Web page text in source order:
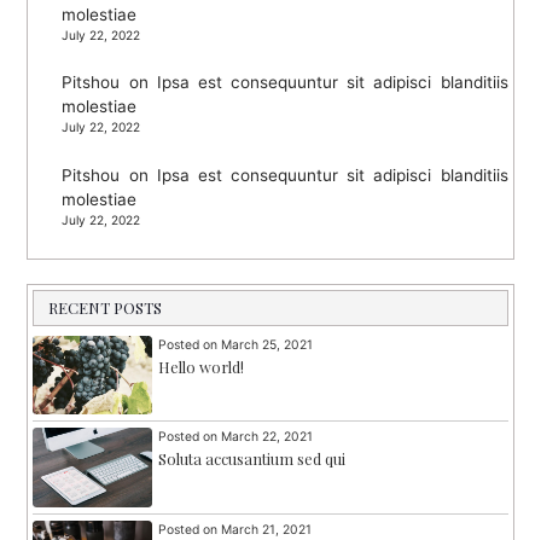
molestiae
July 22, 2022
Pitshou on Ipsa est consequuntur sit adipisci blanditiis
molestiae
July 22, 2022
Pitshou on Ipsa est consequuntur sit adipisci blanditiis
molestiae
July 22, 2022
RECENT POSTS
Posted on March 25, 2021
Hello world!
Posted on March 22, 2021
Soluta accusantium sed qui
Posted on March 21, 2021